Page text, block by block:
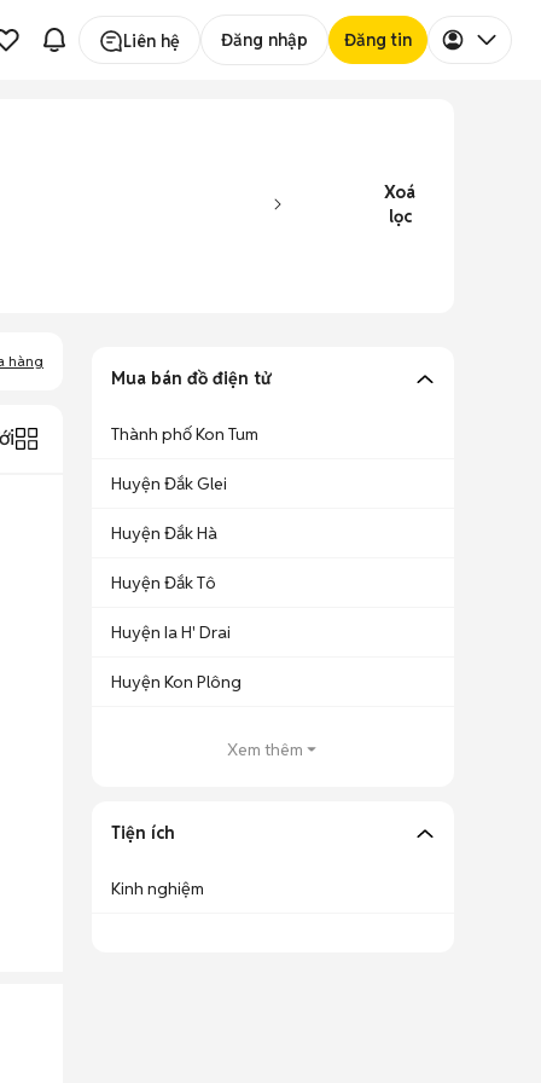
Liên hệ Đăng nhập Đăng tin
Xoá
lọc
hàng
Mua bán đồ điện tử
Thành phố Kon Tum
Huyện Đắk Glei
Huyện Đắk Hà
Huyện Đắk Tô
Huyện Ia H' Drai
Huyện Kon Plông
Xem thêm
Tiện ích
Kinh nghiệm